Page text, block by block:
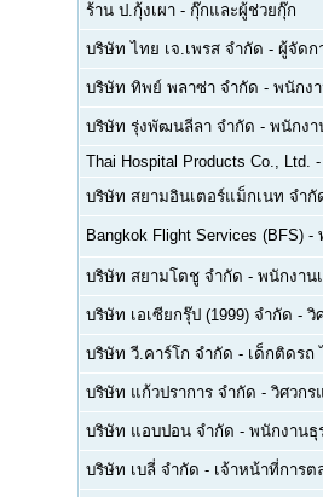
ร้าน ป.กุ้งเผา - กุ๊กและผู้ช่วยกุ๊ก
บริษัท ไทย เจ.เพรส จำกัด - ผู้จัดก
บริษัท ทิพย์ พลาซ่า จำกัด - พนักง
บริษัท รุ่งพัฒนลีลา จำกัด - พนักงา
Thai Hospital Products Co., Ltd. -
บริษัท สยามอินเตอร์แม็กเนท จำกั
Bangkok Flight Services (BFS) -
บริษัท สยามโตชู จำกัด - พนักงาน
บริษัท เอเซียกรุ๊ป (1999) จำกัด - วิ
บริษัท วี.คาร์โก จำกัด - เด็กติดรถ
บริษัท แก้วปราการ จำกัด - วิศวก
บริษัท แอบปอน จำกัด - พนักงานธุ
บริษัท เบลี่ จำกัด - เจ้าหน้าที่การต